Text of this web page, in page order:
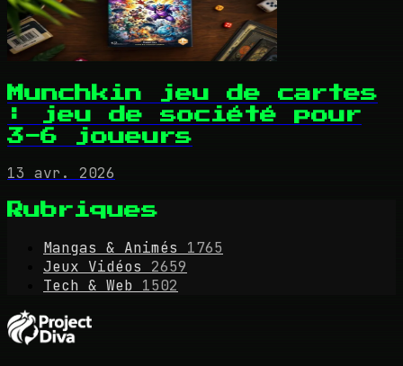
Munchkin jeu de cartes
: jeu de société pour
3-6 joueurs
13 avr. 2026
Rubriques
Mangas & Animés
1765
Jeux Vidéos
2659
Tech & Web 1502